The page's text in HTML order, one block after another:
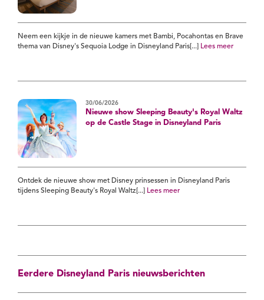
Neem een kijkje in de nieuwe kamers met Bambi, Pocahontas en Brave
thema van Disney's Sequoia Lodge in Disneyland Paris[...]
Lees meer
30/06/2026
Nieuwe show Sleeping Beauty's Royal Waltz
op de Castle Stage in Disneyland Paris
Ontdek de nieuwe show met Disney prinsessen in Disneyland Paris
tijdens Sleeping Beauty's Royal Waltz[...]
Lees meer
Eerdere Disneyland Paris nieuwsberichten